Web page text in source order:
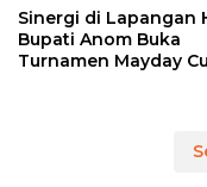
Sinergi di Lapangan
Bupati Anom Buka
Turnamen Mayday